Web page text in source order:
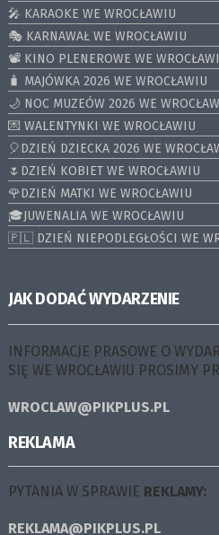
🎤 KARAOKE WE WROCŁAWIU
🎭 KARNAWAŁ WE WROCŁAWIU
📽️ KINO PLENEROWE WE
🧳 MAJÓWKA 2026 WE WROCŁAWIU
🌙 NOC MUZEÓW 2026 WE
💌 WALENTYNKI WE WROCŁAWIU
🎈DZIEŃ DZIECKA 2026 WE
🌷DZIEŃ KOBIET WE WROCŁAWIU
🌹DZIEŃ MATKI WE WROCŁAWIU
🎓JUWENALIA WE WROCŁAWIU
🇵🇱 DZIEŃ NIEPODLEGŁOŚCI WE
JAK DODAĆ WYDARZENIE
INFORMACJE PRASOWE O
SIĘ WE WROCŁAWIU PROSIMY
WROCLAW@PIKPLUS.PL
REKLAMA
PYTANIA W SPRAWIE REKLAMY:
REKLAMA@PIKPLUS.PL